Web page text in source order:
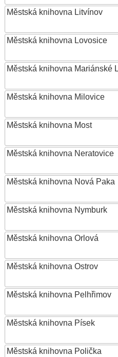
Městská knihovna Litvínov
Městská knihovna Lovosice
Městská knihovna Mariánské
Městská knihovna Milovice
Městská knihovna Most
Městská knihovna Neratovice
Městská knihovna Nová Paka
Městská knihovna Nymburk
Městská knihovna Orlová
Městská knihovna Ostrov
Městská knihovna Pelhřimov
Městská knihovna Písek
Městská knihovna Polička